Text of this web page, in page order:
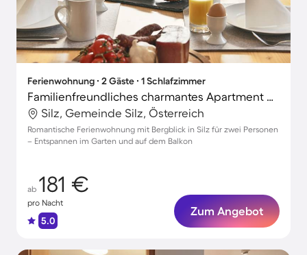
Ferienwohnung ∙ 2 Gäste ∙ 1 Schlafzimmer
Familienfreundliches charmantes Apartment mit Terrasse, Garten und Grill | Bergblick | Nah am Skifahren
Silz, Gemeinde Silz, Österreich
Romantische Ferienwohnung mit Bergblick in Silz für zwei Personen
– Entspannen im Garten und auf dem Balkon
ab 181 €
pro Nacht
5.0
Zum Angebot